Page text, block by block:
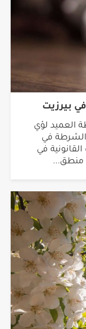
بيرزيت
العميد لؤي
والشرطة في
في